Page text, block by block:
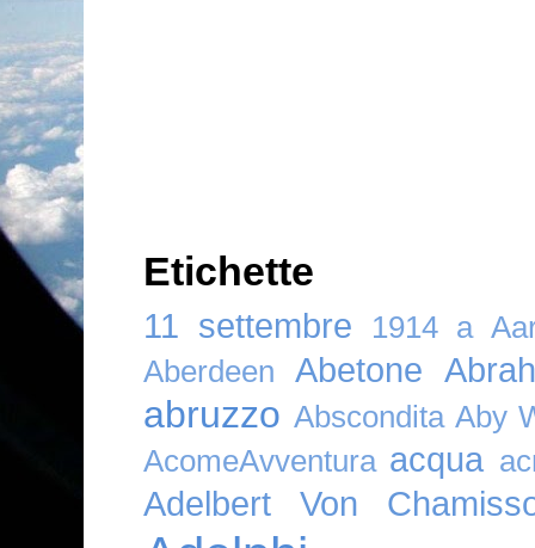
Etichette
11 settembre 1914 a
Aberdeen
Abetone
abruzzo Abscondita Aby
AcomeAvventura acqua
Adelbert Von